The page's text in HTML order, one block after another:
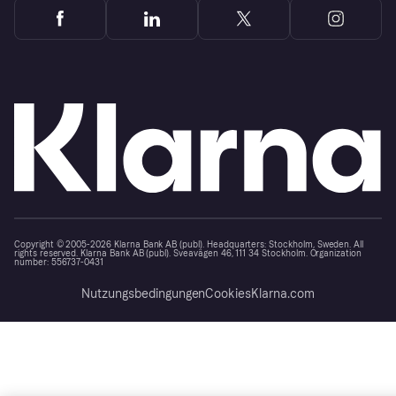
Copyright © 2005-2026 Klarna Bank AB (publ). Headquarters: Stockholm, Sweden. All
rights reserved. Klarna Bank AB (publ). Sveavägen 46, 111 34 Stockholm. Organization
number: 556737-0431
NutzungsbedingungenCookiesKlarna.com